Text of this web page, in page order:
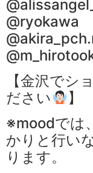
@alissangel_
@ryokawa
【金沢でシ
ださい
】
※moodでは
かりと行い
ります。